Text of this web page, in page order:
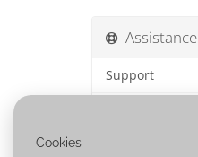
Assistance
Support
Cookies